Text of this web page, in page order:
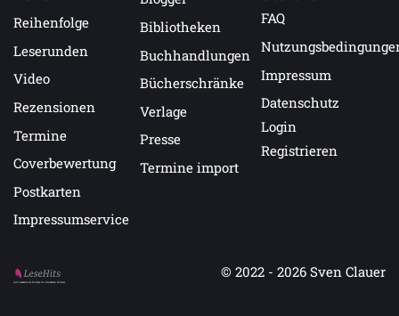
Reihenfolge
Leserunden
Video
Rezensionen
Termine
Coverbewertung
Postkarten
Impressumservice
Bibliotheken
Buchhandlungen
Bücherschränke
Verlage
Presse
Termine import
FAQ
Impressum
Datenschutz
Login
Registrieren
Auf LeseHits.de findest Du die besten Bücher.
© 2022 - 2026 Sven Clauer